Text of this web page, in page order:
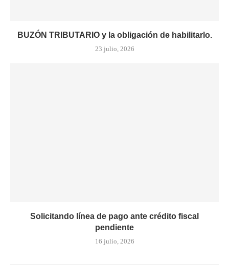
BUZÓN TRIBUTARIO y la obligación de habilitarlo.
23 julio, 2026
Solicitando línea de pago ante crédito fiscal
pendiente
16 julio, 2026